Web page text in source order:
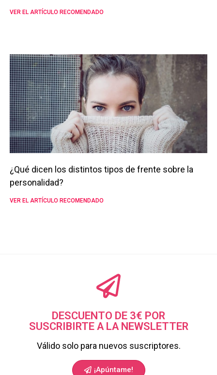
VER EL ARTÍCULO RECOMENDADO
¿Qué dicen los distintos tipos de frente sobre la
personalidad?
VER EL ARTÍCULO RECOMENDADO
DESCUENTO DE 3€ POR
SUSCRIBIRTE A LA NEWSLETTER
Válido solo para nuevos suscriptores.
¡Apúntame!